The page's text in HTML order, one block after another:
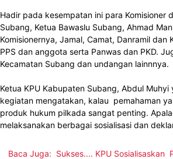
Hadir pada kesempatan ini para Komisioner
Subang, Ketua Bawaslu Subang, Ahmad
Komisionernya, Jamal, Camat, Danramil dan
PPS dan anggota serta Panwas dan PKD.
Kecamatan Subang dan undangan lainnnya.
Ketua KPU Kabupaten Subang, Abdul
kegiatan mengatakan, kalau pemahaman
produk hukum pilkada sangat penting.
melaksanakan berbagai sosialisasi dan
Baca Juga: Sukses.... KPU Sosialisaskan